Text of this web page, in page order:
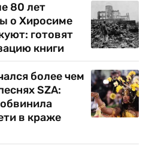
80 лет
о Хиросиме
готовят
книги
более чем
SZA:
в краже